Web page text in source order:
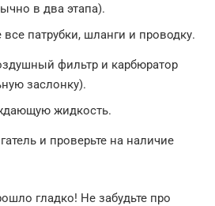
в два этапа).
патрубки, шланги и проводку.
фильтр и карбюратор
заслонку).
жидкость.
и проверьте на наличие
гладко! Не забудьте про